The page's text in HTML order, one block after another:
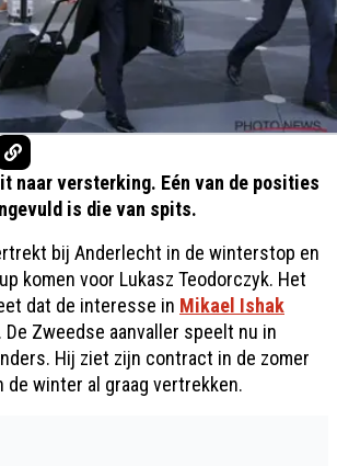
naar versterking. Eén van de posities
is die van spits.
bij Anderlecht in de winterstop en
komen voor Lukasz Teodorczyk. Het
dat de interesse in Mikael Ishak
Zweedse aanvaller speelt nu in
Hij ziet zijn contract in de zomer
de winter al graag vertrekken.